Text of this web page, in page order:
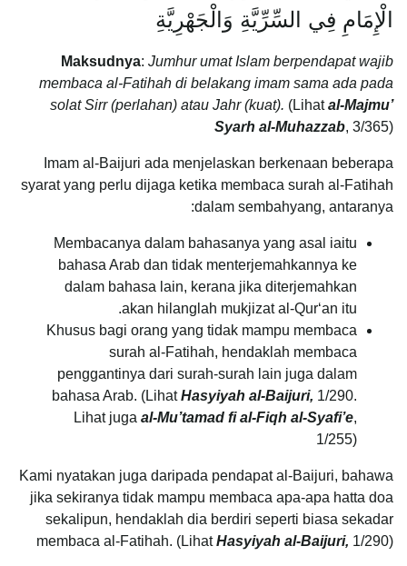
الْإِمَامِ فِي السِّرِّيَّةِ وَالْجَهْرِيَّةِ
Maksudnya: Jumhur umat Islam berpendapat wajib
membaca al-Fatihah di belakang imam sama ada pada
solat Sirr (perlahan) atau Jahr (kuat). (Lihatal-Majmu’
Syarh al-Muhazzab, 3/365)
Imam al-Baijuri ada menjelaskan berkenaan beberapa
syarat yang perlu dijaga ketika membaca surah al-Fatihah
dalam sembahyang, antaranya:
Membacanya dalam bahasanya yang asal iaitu
bahasa Arab dan tidak menterjemahkannya ke
dalam bahasa lain, kerana jika diterjemahkan
akan hilanglah mukjizat al-Qur‘an itu.
Khusus bagi orang yang tidak mampu membaca
surah al-Fatihah, hendaklah membaca
penggantinya dari surah-surah lain juga dalam
bahasa Arab. (LihatHasyiyah al-Baijuri, 1/290.
Lihat juga al-Mu’tamad fi al-Fiqh al-Syafi’e,
1/255)
Kami nyatakan juga daripada pendapat al-Baijuri, bahawa
jika sekiranya tidak mampu membaca apa-apa hatta doa
sekalipun, hendaklah dia berdiri seperti biasa sekadar
membaca al-Fatihah. (LihatHasyiyah al-Baijuri, 1/290)